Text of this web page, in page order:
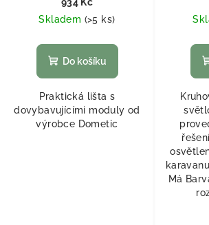
Skladem (>5 ks)
Do košíku
Praktická lišta s
dovybavujícími moduly od
výrobce Dometic
Má